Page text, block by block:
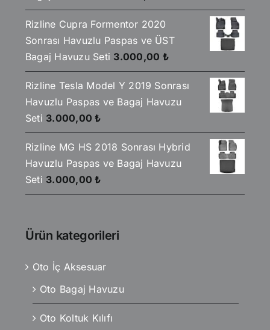
Rizline Cupra Formentor 2020
Sonrası Havuzlu Paspas ve ÜST
Bagaj Havuzu Seti 3.000,00 ₺
Rizline Tesla Model Y 2019 Sonrası
Havuzlu Paspas ve Bagaj Havuzu
Seti 3.000,00 ₺
Rizline MG HS 2018 Sonrası Hybrid
Havuzlu Paspas ve Bagaj Havuzu
Seti 3.000,00 ₺
Ürün kategorileri
Oto İç Aksesuar
Oto Bagaj Havuzu
Oto Koltuk Kılıfı